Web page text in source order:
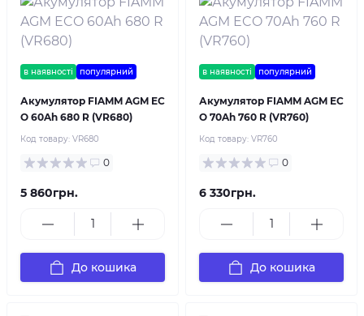
в наявності популярний
Акумулятор FIAMM AGM EC
O 60Ah 680 R (VR680)
Код товару: VR680
0
5 860грн.
До кошика
в наявності популярний
Акумулятор FIAMM AGM EC
O 70Ah 760 R (VR760)
Код товару: VR760
0
6 330грн.
До кошика